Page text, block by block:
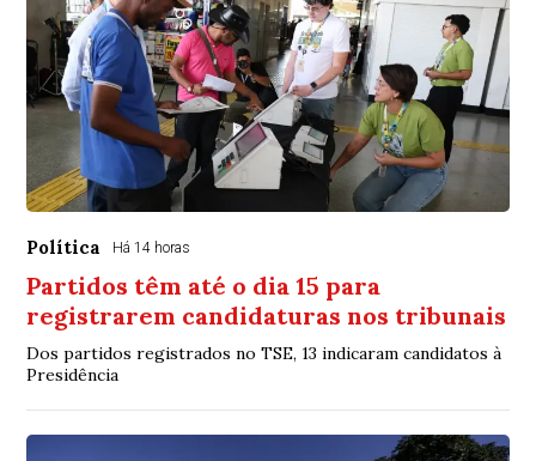
Política Há 14 horas
Partidos têm até o dia 15 para
registrarem candidaturas nos tribunais
Dos partidos registrados no TSE, 13 indicaram candidatos à
Presidência